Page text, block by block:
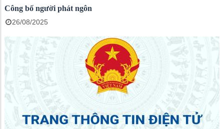
Công bố người phát ngôn
26/08/2025